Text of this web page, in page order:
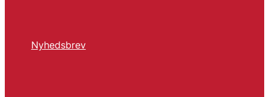
Nyhedsbrev